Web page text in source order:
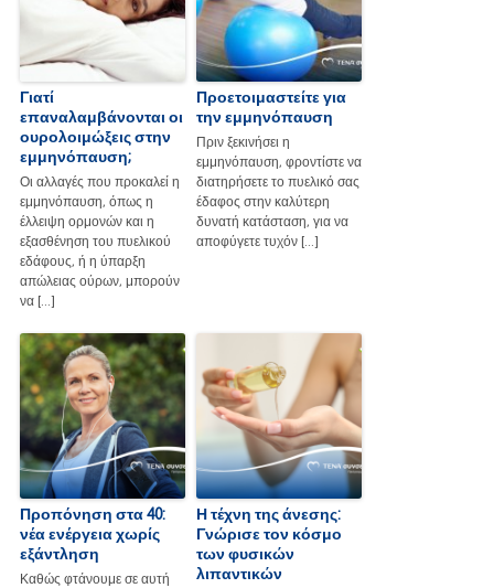
Γιατί
επαναλαμβάνονται οι
ουρολοιμώξεις στην
εμμηνόπαυση;
Οι αλλαγές που προκαλεί η
εμμηνόπαυση, όπως η
έλλειψη ορμονών και η
εξασθένηση του πυελικού
εδάφους, ή η ύπαρξη
απώλειας ούρων, μπορούν
να […]
Προετοιμαστείτε για
την εμμηνόπαυση
Πριν ξεκινήσει η
εμμηνόπαυση, φροντίστε να
διατηρήσετε το πυελικό σας
έδαφος στην καλύτερη
δυνατή κατάσταση, για να
αποφύγετε τυχόν […]
Προπόνηση στα 40:
νέα ενέργεια χωρίς
εξάντληση
Καθώς φτάνουμε σε αυτή
Η τέχνη της άνεσης:
Γνώρισε τον κόσμο
των φυσικών
λιπαντικών